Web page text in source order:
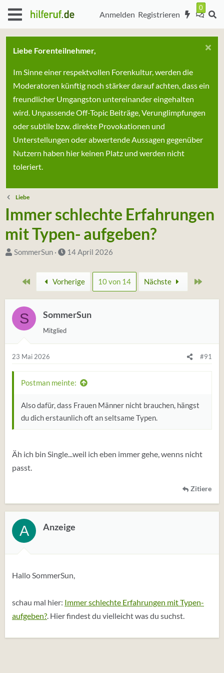
Anmelden Registrieren
Liebe Forenteilnehmer,
Im Sinne einer respektvollen Forenkultur, werden die
Moderatoren künftig noch stärker darauf achten, dass ein
freundlicher Umgangston untereinander eingehalten
wird. Unpassende Off-Topic Beiträge, Verunglimpfungen
oder subtile bzw. direkte Provokationen und
Unterstellungen oder abwertende Aussagen gegenüber
Nutzern haben hier keinen Platz und werden nicht
toleriert.
Liebe
Immer schlechte Erfahrungen
mit Typen- aufgeben?
S
t
e
r
n
SommerSun
D
u
m
S
t
14 April 2026
Erste Vorherige 10 von 14 Nächste
S SommerSun
Mitglied
23 Mai 2026 #91
Postman meinte:
Also dafür, dass Frauen Männer nicht brauchen, hängst
du dich erstaunlich oft an seltsame Typen.
Äh ich bin Single...weil ich eben immer gehe, wenns nicht
passt.
Zitiere
A Anzeige
Hallo SommerSun,
schau mal hier: Immer schlechte Erfahrungen mit Typen-
aufgeben?. Hier findest du vielleicht was du suchst.